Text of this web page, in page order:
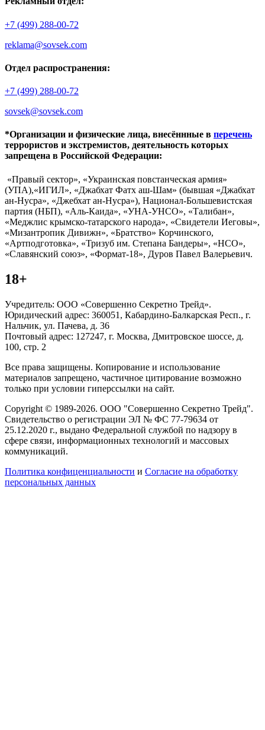
+7 (499) 288-00-72
reklama@sovsek.com
Отдел распространения:
+7 (499) 288-00-72
sovsek@sovsek.com
*Организации и физические лица, внесённные в перечень
террористов и экстремистов, деятельность которых
запрещена в Российской Федерации:
«Правый сектор», «Украинская повстанческая армия»
(УПА),«ИГИЛ», «Джабхат Фатх аш-Шам» (бывшая «Джабхат
ан-Нусра», «Джебхат ан-Нусра»), Национал-Большевистская
партия (НБП), «Аль-Каида», «УНА-УНСО», «Талибан»,
«Меджлис крымско-татарского народа», «Свидетели Иеговы»,
«Мизантропик Дивижн», «Братство» Корчинского,
«Артподготовка», «Тризуб им. Степана Бандеры», «НСО»,
«Славянский союз», «Формат-18», Дуров Павел Валерьевич.
18+
Учредитель: ООО «Совершенно Секретно Трейд».
Юридический адрес: 360051, Кабардино-Балкарская Респ., г.
Нальчик, ул. Пачева, д. 36
Почтовый адрес: 127247, г. Москва, Дмитровское шоссе, д.
100, стр. 2
Все права защищены. Копирование и использование
материалов запрещено, частичное цитирование возможно
только при условии гиперссылки на сайт.
Copyright © 1989-2026. ООО "Совершенно Секретно Трейд".
Свидетельство о регистрации ЭЛ № ФС 77-79634 от
25.12.2020 г., выдано Федеральной службой по надзору в
сфере связи, информационных технологий и массовых
коммуникаций.
Политика конфиценциальности и Согласие на обработку
персональных данных